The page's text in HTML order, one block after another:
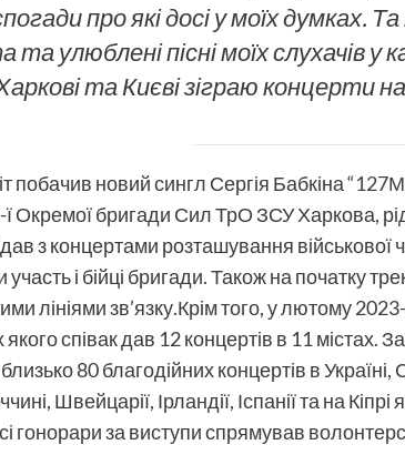
про які досі у моїх думках.
та улюблені пісні моїх слухачів
та Києві зіграю концерти
побачив новий сингл Сергія Бабкіна
Окремої бригади Сил ТрО ЗСУ Харкова,
з концертами розташування військової
участь і бійці бригади. Також на початку
лініями зв’язку.Крім того, у лютому
якого співак дав 12 концертів в 11
близько 80 благодійних концертів в
Швейцарії, Ірландії, Іспанії та на
гонорари за виступи спрямував